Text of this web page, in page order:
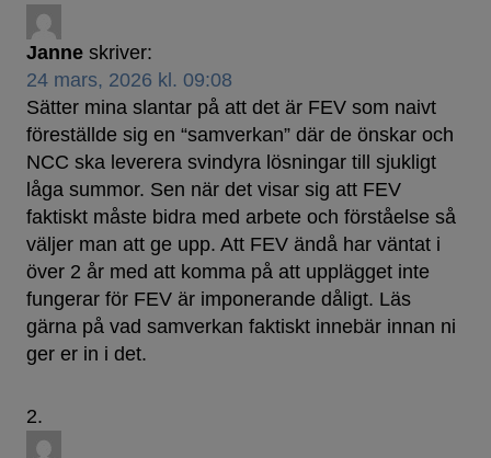
Janne skriver:
24 mars, 2026 kl. 09:08
Sätter mina slantar på att det är FEV som naivt
föreställde sig en “samverkan” där de önskar och
NCC ska leverera svindyra lösningar till sjukligt
låga summor. Sen när det visar sig att FEV
faktiskt måste bidra med arbete och förståelse så
väljer man att ge upp. Att FEV ändå har väntat i
över 2 år med att komma på att upplägget inte
fungerar för FEV är imponerande dåligt. Läs
gärna på vad samverkan faktiskt innebär innan ni
ger er in i det.